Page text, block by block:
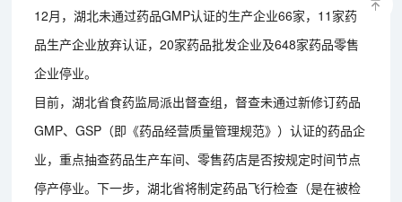
12月，湖北未通过药品GMP认证的生产企业66家，11家药
品生产企业放弃认证，20家药品批发企业及648家药品零售
企业停业。
目前，湖北省食药监局派出督查组，督查未通过新修订药品
GMP、GSP（即《药品经营质量管理规范》）认证的药品企
业，重点抽查药品生产车间、零售药店是否按规定时间节点
停产停业。下一步，湖北省将制定药品飞行检查（是在被检